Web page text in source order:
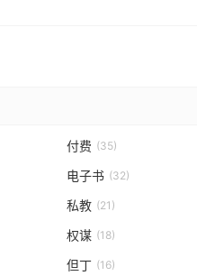
付费 (35)
电子书 (32)
私教 (21)
权谋 (18)
但丁 (16)